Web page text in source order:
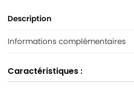
Description
Informations complémentaires
Caractéristiques :